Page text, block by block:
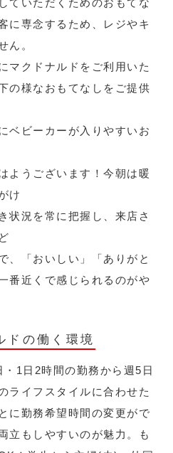
ていただくためのおもてな
に専念するため、レジやキ
ん。
マクドナルドをご利用いた
の様なおもてなしをご提供
ベビーカーが入りやすいお
ようございます！今朝は暖
け
状況を常に把握し、来店さ
、「おいしい」「ありがと
番近くで感じられるのがや
ドの働く環境
1日2時間の勤務から週5日
ライフスタイルに合わせた
に勤務希望時間の変更がで
立もしやすいのが魅力。も